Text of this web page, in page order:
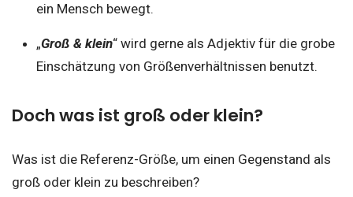
ein Mensch bewegt.
„Groß & klein“ wird gerne als Adjektiv für die grobe
Einschätzung von Größenverhältnissen benutzt.
Doch was ist groß oder klein?
Was ist die Referenz-Größe, um einen Gegenstand als
groß oder klein zu beschreiben?